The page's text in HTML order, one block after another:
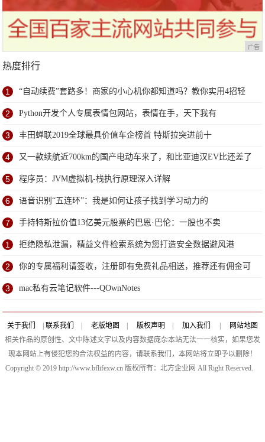
广告
热度排行
1 “自动续费”套路多！商家的小心机你都知道吗？教你实用4招轻
松避免
2 Python开发个人专属表情包网站，表情在手，天下我有
3 丰田蝉联2019全球最具价值车企榜首 特斯拉突进前十
4 又一款续航近700km的国产电动车来了，和比亚迪汉EV比还差了
点？
5 程序员：JVM虚拟机-栈执行原理深入详解
6 语音识别“五连环”：我是如何让孩子找到学习动力的
7 手持特斯拉价值13亿美元股票的巴恩·巴伦：一股也不卖
1 拒绝隐私泄漏，精益文件检索系统为您打造安全数据避风港
2 你的专属福利请签收，注册即有免费礼品相送，推荐还有佣金可
拿，还在等什么？
3 mac私有云笔记软件---QOwnNotes
关于我们 联系我们 老版地图 版权声明 加入我们
网站地图
相关作品的原创性、文中陈述文字以及内容数据庞杂本站无法一一核实，如果您发
现本网站上有侵犯您的合法权益的内容，请联系我们，本网站将立即予以删除！
Copyright © 2019 http://www.bflifexw.cn 版权所有：北方企业网 All Right Reserved.